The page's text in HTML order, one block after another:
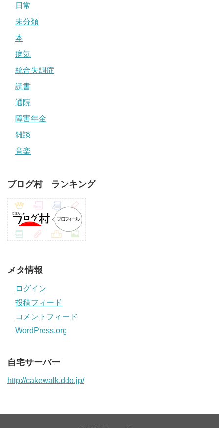
日常
未分類
本
病気
統合失調症
読書
通院
障害年金
雑談
音楽
ブログ村 ランキング
メタ情報
ログイン
投稿フィード
コメントフィード
WordPress.org
自宅サーバー
http://cakewalk.ddo.jp/